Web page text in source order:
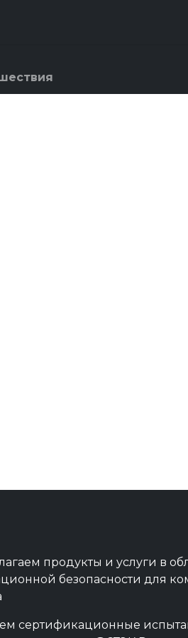
продукты и услуги в
безопасности для
сертификационные